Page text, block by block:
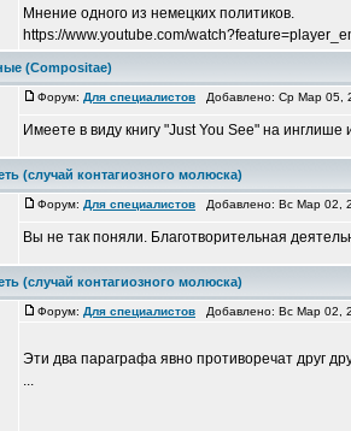
Мнение одного из немецких политиков.
https://www.youtube.com/
(Compositae)
Форум: Для специалистов Добавлено: Ср Мар 05,
Имеете в виду книгу "Just You See" на инглише
(случай контагиозного молюска)
Форум: Для специалистов Добавлено: Вс Мар 02,
Вы не так поняли. Благотворительная
(случай контагиозного молюска)
Форум: Для специалистов Добавлено: Вс Мар 02,
Эти два параграфа явно противоречат друг
...